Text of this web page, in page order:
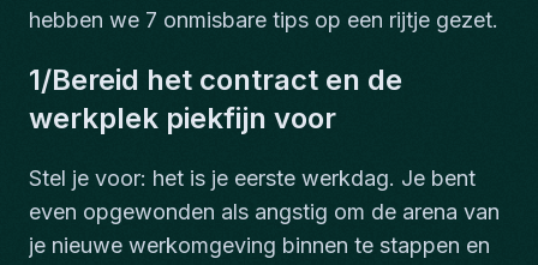
hebben we 7 onmisbare tips op een rijtje gezet.
1/Bereid het contract en de
werkplek piekfijn voor
Stel je voor: het is je eerste werkdag. Je bent
even opgewonden als angstig om de arena van
je nieuwe werkomgeving binnen te stappen en